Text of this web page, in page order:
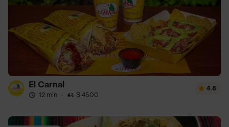
El Carnal
12 min · $ 4500
4.8